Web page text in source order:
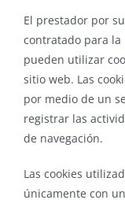
El prestador por
contratado para la
pueden utilizar
sitio web. Las
por medio de un
registrar las
de navegación.
Las cookies
únicamente con